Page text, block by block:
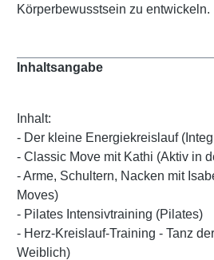
Körperbewusstsein zu entwickeln.
Inhaltsangabe
Inhalt:
- Der kleine Energiekreislauf
- Classic Move mit Kathi (Aktiv in
- Arme, Schultern, Nacken mit
Moves)
- Pilates Intensivtraining (Pilates)
- Herz-Kreislauf-Training - Tanz
Weiblich)